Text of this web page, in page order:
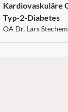
Kardiovaskuläre
Typ-2-Diabetes
OA Dr. Lars